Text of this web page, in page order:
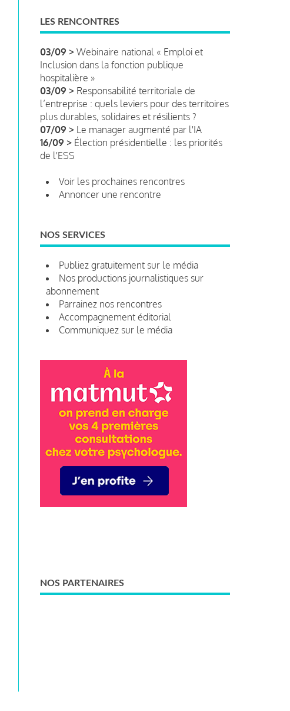
LES RENCONTRES
03/09 > Webinaire national « Emploi et
Inclusion dans la fonction publique
hospitalière »
03/09 > Responsabilité territoriale de
l’entreprise : quels leviers pour des territoires
plus durables, solidaires et résilients ?
07/09 > Le manager augmenté par l'IA
16/09 > Élection présidentielle : les priorités
de l'ESS
Voir les prochaines rencontres
Annoncer une rencontre
NOS SERVICES
Publiez gratuitement sur le média
Nos productions journalistiques sur
abonnement
Parrainez nos rencontres
Accompagnement éditorial
Communiquez sur le média
NOS PARTENAIRES